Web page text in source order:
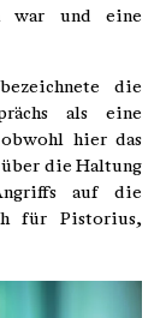
war und eine
die
als eine
obwohl hier das
die Haltung
auf die
für Pistorius,